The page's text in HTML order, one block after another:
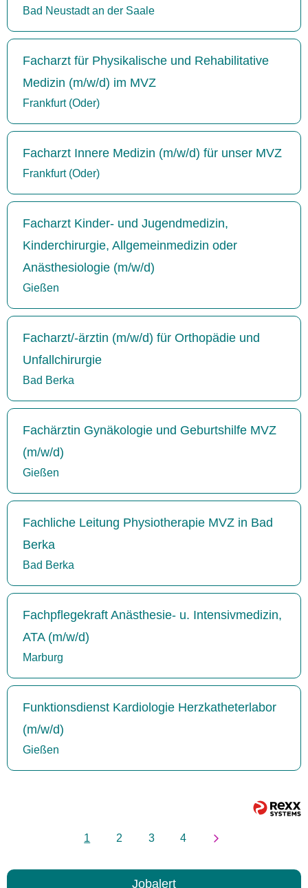
Bad Neustadt an der Saale
Facharzt für Physikalische und Rehabilitative
Medizin (m/w/d) im MVZ
Frankfurt (Oder)
Facharzt Innere Medizin (m/w/d) für unser MVZ
Frankfurt (Oder)
Facharzt Kinder- und Jugendmedizin,
Kinderchirurgie, Allgemeinmedizin oder
Anästhesiologie (m/w/d)
Gießen
Facharzt/-ärztin (m/w/d) für Orthopädie und
Unfallchirurgie
Bad Berka
Fachärztin Gynäkologie und Geburtshilfe MVZ
(m/w/d)
Gießen
Fachliche Leitung Physiotherapie MVZ in Bad
Berka
Bad Berka
Fachpflegekraft Anästhesie- u. Intensivmedizin,
ATA (m/w/d)
Marburg
Funktionsdienst Kardiologie Herzkatheterlabor
(m/w/d)
Gießen
1 2 3 4
Jobalert